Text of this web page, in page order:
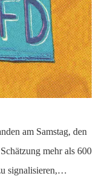
am Samstag, den
mehr als 600
signalisieren,…